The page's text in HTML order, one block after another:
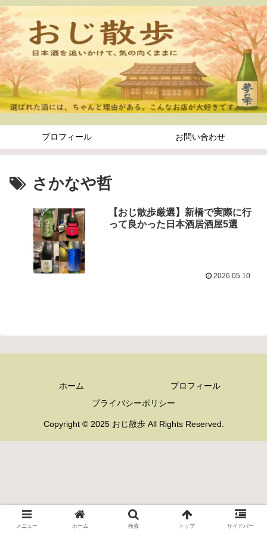
プロフィール お問い合わせ
さかなや哲
【おじ散歩厳選】新橋で実際に行
って良かった日本酒居酒屋5選
2026.05.10
ホーム
プロフィール
プライバシーポリシー
Copyright © 2025 おじ散歩 All Rights Reserved.
メニュー ホーム 検索 トップ サイドバー